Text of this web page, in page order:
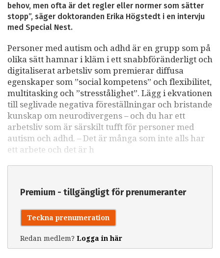
behov, men ofta är det regler eller normer som sätter
stopp”, säger doktoranden Erika Högstedt i en intervju
med Special Nest.
Personer med autism och adhd är en grupp som på
olika sätt hamnar i kläm i ett snabbföränderligt och
digitaliserat arbetsliv som premierar diffusa
egenskaper som ”social kompetens” och flexibilitet,
multitasking och ”stresstålighet”. Lägg i ekvationen
till seglivade negativa föreställningar och bristande
kunskap om neurodivergens – och du har ett
arbetsliv som är särskilt tufft för personer med
autism och adhd. – Det är många som inte alls har
ett arbete och det är h
Premium - tillgängligt för prenumeranter
Teckna prenumeration
Redan medlem? Logga in här